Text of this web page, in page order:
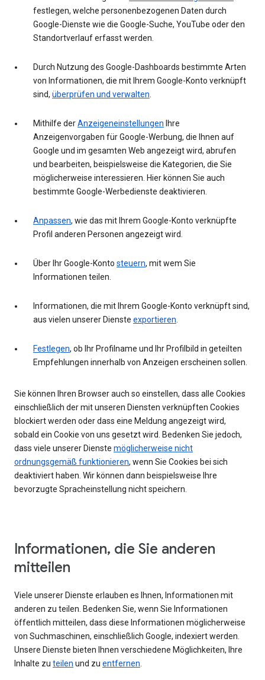
festlegen, welche personenbezogenen Daten durch
Google-Dienste wie die Google-Suche, YouTube oder den
Standortverlauf erfasst werden.
Durch Nutzung des Google-Dashboards bestimmte Arten
von Informationen, die mit Ihrem Google-Konto verknüpft
sind, überprüfen und verwalten.
Mithilfe derAnzeigeneinstellungen Ihre
Anzeigenvorgaben für Google-Werbung, die Ihnen auf
Google und im gesamten Web angezeigt wird, abrufen
und bearbeiten, beispielsweise die Kategorien, die Sie
möglicherweise interessieren. Hier können Sie auch
bestimmte Google-Werbedienste deaktivieren.
Anpassen, wie das mit Ihrem Google-Konto verknüpfte
Profil anderen Personen angezeigt wird.
Über Ihr Google-Konto steuern, mit wem Sie
Informationen teilen.
Informationen, die mit Ihrem Google-Konto verknüpft sind,
aus vielen unserer Dienste exportieren.
Festlegen, ob Ihr Profilname und Ihr Profilbild in geteilten
Empfehlungen innerhalb von Anzeigen erscheinen sollen.
Sie können Ihren Browser auch so einstellen, dass alle Cookies
einschließlich der mit unseren Diensten verknüpften Cookies
blockiert werden oder dass eine Meldung angezeigt wird,
sobald ein Cookie von uns gesetzt wird. Bedenken Sie jedoch,
dass viele unserer Dienste möglicherweise nicht
ordnungsgemäß funktionieren, wenn Sie Cookies bei sich
deaktiviert haben. Wir können dann beispielsweise Ihre
bevorzugte Spracheinstellung nicht speichern.
Informationen, die Sie anderen
mitteilen
Viele unserer Dienste erlauben es Ihnen, Informationen mit
anderen zu teilen. Bedenken Sie, wenn Sie Informationen
öffentlich mitteilen, dass diese Informationen möglicherweise
von Suchmaschinen, einschließlich Google, indexiert werden.
Unsere Dienste bieten Ihnen verschiedene Möglichkeiten, Ihre
Inhalte zu teilen und zu entfernen.